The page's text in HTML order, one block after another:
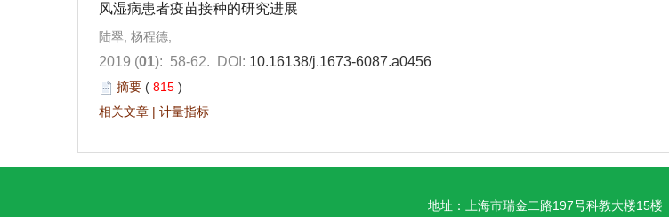
风湿病患者疫苗接种的研究进展
陆翠, 杨程德,
2019 (01): 58-62. DOI: 10.16138/j.1673-6087.a0456
摘要 ( 815 )
相关文章 | 计量指标
地址：上海市瑞金二路197号科教大楼15楼